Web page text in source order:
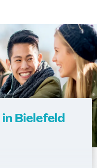
Bielefeld